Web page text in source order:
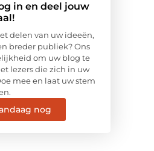
in en deel jouw
delen van uw ideeën,
breder publiek? Ons
om uw blog te
lezers die zich in uw
mee en laat uw stem
nog